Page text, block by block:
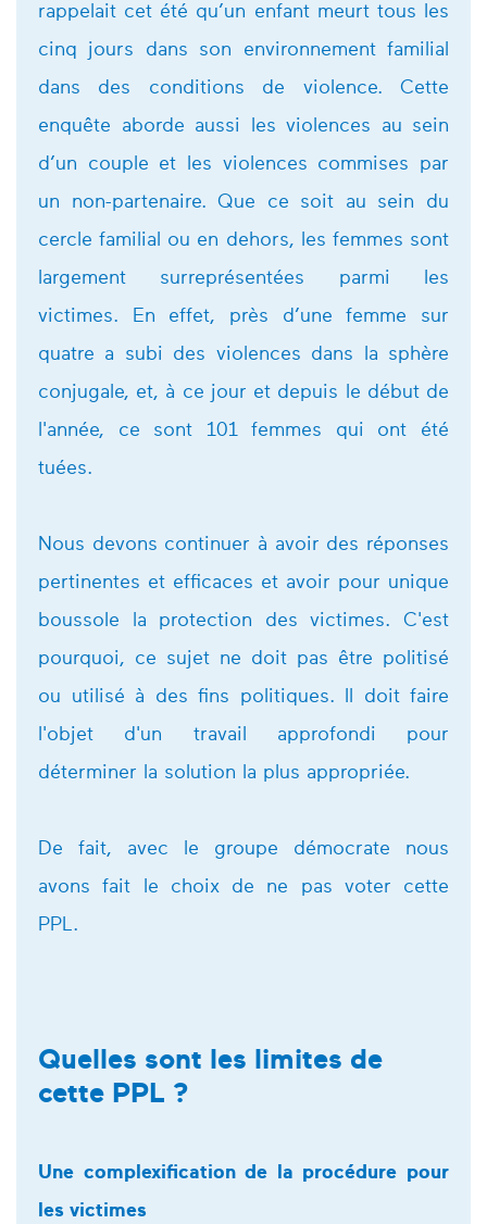
rappelait cet été qu’un enfant meurt tous les
cinq jours dans son environnement familial
dans des conditions de violence. Cette
enquête aborde aussi les violences au sein
d’un couple et les violences commises par
un non-partenaire. Que ce soit au sein du
cercle familial ou en dehors, les femmes sont
largement surreprésentées parmi les
victimes. En effet, près d’une femme sur
quatre a subi des violences dans la sphère
conjugale, et, à ce jour et depuis le début de
l'année, ce sont 101 femmes qui ont été
tuées.
Nous devons continuer à avoir des réponses
pertinentes et efficaces et avoir pour unique
boussole la protection des victimes. C'est
pourquoi, ce sujet ne doit pas être politisé
ou utilisé à des fins politiques. Il doit faire
l'objet d'un travail approfondi pour
déterminer la solution la plus appropriée.
De fait, avec le groupe démocrate nous
avons fait le choix de ne pas voter cette
PPL.
Quelles sont les limites de
cette PPL ?
Une complexification de la procédure pour
les victimes